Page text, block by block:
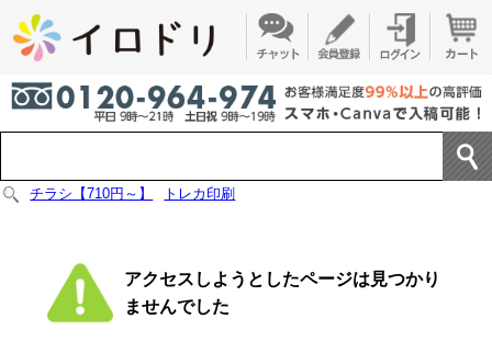
チラシ【710円～】 トレカ印刷
アクセスしようとしたページは見つかり
ませんでした